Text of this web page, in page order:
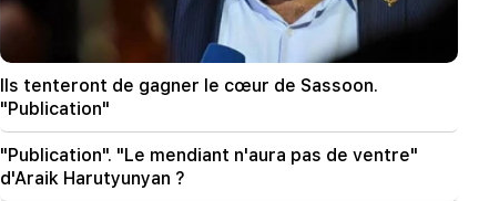
Convoquer Garegin B. Vepahari devant le
tribunal est inacceptable et répréhensible. Aram
Ier
22:09
Un grand incendie s'est déclaré dans une
décharge près du district de Silikyan à Erevan
Ils tenteront de gagner le cœur de Sassoon.
"Publication"
"Publication". "Le mendiant n'aura pas de ventre"
d'Araik Harutyunyan ?